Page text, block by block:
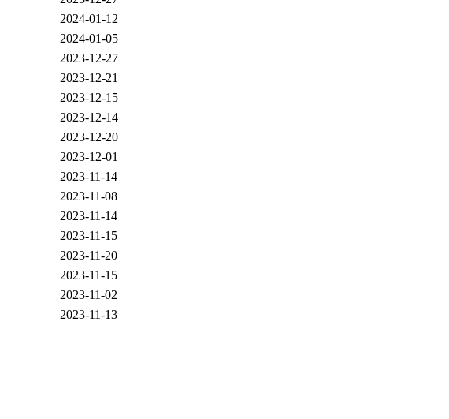
2024-01-12
2024-01-05
2023-12-27
2023-12-21
2023-12-15
2023-12-14
2023-12-20
2023-12-01
2023-11-14
2023-11-08
2023-11-14
2023-11-15
2023-11-20
2023-11-15
2023-11-02
2023-11-13